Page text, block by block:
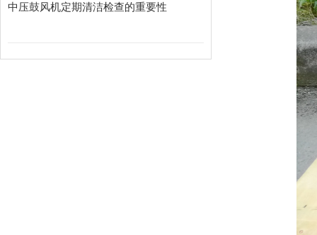
中压鼓风机定期清洁检查的重要性